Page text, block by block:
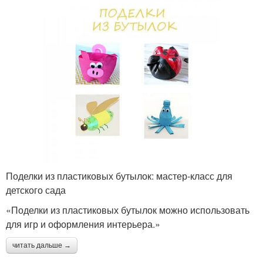
Поделки из пластиковых бутылок: мастер-класс для
детского сада
«Поделки из пластиковых бутылок можно использовать
для игр и оформления интерьера.»
читать дальше →